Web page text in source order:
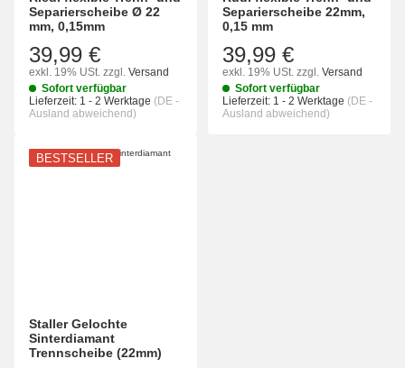
Separierscheibe Ø 22
mm, 0,15mm
39,99 €
exkl. 19% USt. zzgl. Versand
Sofort verfügbar
Lieferzeit: 1 - 2 Werktage (DE -
Ausland abweichend)
Separierscheibe 22mm,
0,15 mm
39,99 €
exkl. 19% USt. zzgl. Versand
Sofort verfügbar
Lieferzeit: 1 - 2 Werktage (DE -
Ausland abweichend)
BESTSELLER
Staller Gelochte
Sinterdiamant
Trennscheibe (22mm)